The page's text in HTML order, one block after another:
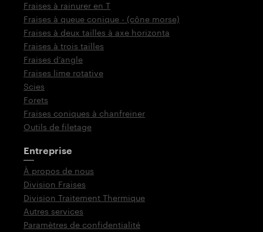
Fraises à rainurer en T
Fraises à queue conique - (cône morse)
Fraises à deux tailles à axe horizonta
Fraises à trois tailles
Fraises d‘angle
Fraises lime rotative
Scies
Forets
Fraises coniques à chanfreiner
Outils de filetage
Entreprise
À propos de nous
Division Fraises
Division Traitement Thermique
Autres services
Paramètres de confidentialité